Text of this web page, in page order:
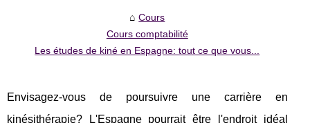
Cours
Cours comptabilité
Les études de kiné en Espagne: tout ce que vous...
Envisagez-vous de poursuivre une carrière en
kinésithérapie? L'Espagne pourrait être l'endroit idéal